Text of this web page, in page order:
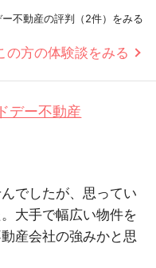
不動産の評判（2件）をみる
の方の体験談をみる
デー不動産
でしたが、思ってい
大手で幅広い物件を
産会社の強みかと思